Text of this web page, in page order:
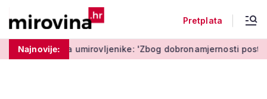
Pretplata
Najnovije:
umirovljenike: 'Zbog dobronamjernosti postaju meta